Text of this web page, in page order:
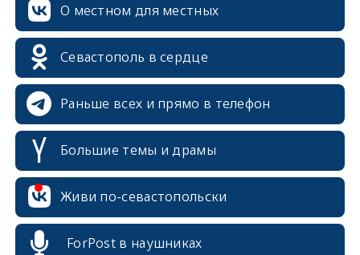
О местном для местных
Севастополь в сердце
Раньше всех и прямо в телефон
Большие темы и драмы
Живи по-севастопольски
ForPost в наушниках
erid: 2SDnjcrDNw6